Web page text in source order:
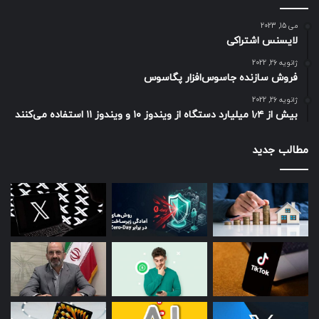
با لمس منوی سه‌خطی در گوشه بالا سمت راست پروفایلتان
می‌توانید به بخش
روی گزینه‌ی
(کمک)
گزینه‌ی
متن رفع ریپورت اینستاگرام را بنویسید و در نهایت روی
می‌توانید عکس یا اسکرین‌شات مربوط‌به مشکل خود را هم
در قسمت پایین صفحه آپلود کنید.
متن انگلیسی برای رفع بلاک اینستاگرام باید رسمی و مؤدبانه
باشد؛ به‌عنوان مثال می‌توانید از متن رفع ریپورت اینستاگرام زیر
استفاده کنید:
My account has been mistakenly reported, and I believe this
می 15, 2023
لایسنس اشتراکی
ژانویه 26, 2022
فروش سازنده جاسوس‌افزار پگاسوس
ژانویه 26, 2022
بیش از ۱٫۴ میلیارد دستگاه از ویندوز ۱۰ و ویندوز ۱۱ استفاده می‌کنند
مطالب جدید